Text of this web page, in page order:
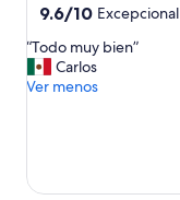
4.5
9.6
10,
Excepcional,
(5,038
9.6/10 Excepcional
“
T
o
y
“Todo muy bien”
Carlos
Ver menos